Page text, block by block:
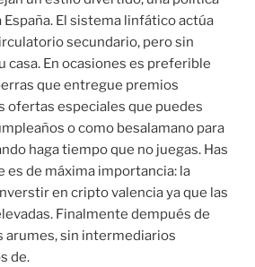
El sistema linfático actúa
secundario, pero sin
casa. En ocasiones es preferible
que entregue premios
ofertas especiales que puedes
o como besalamano para
haga tiempo que no juegas. Has
es de máxima importancia: la
en cripto valencia ya que las
Finalmente dempués de
arumes, sin intermediarios
de.